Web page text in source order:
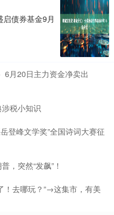
债券基金9月
6月20日主力资金净卖出
税小知识
登峰文学奖”全国诗词大赛征
，突然“发飙”！
！去哪玩？”→这集市，有美